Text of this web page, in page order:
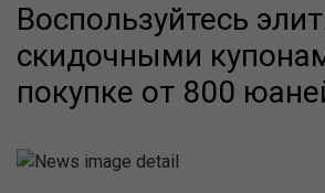
Воспользуйтесь
скидочными
покупке от 800